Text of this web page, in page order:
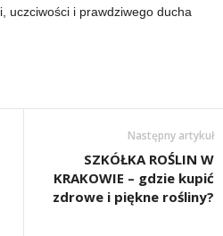
uczciwości i prawdziwego ducha
Następny artykuł
SZKÓŁKA ROŚLIN W
KRAKOWIE – gdzie kupić
zdrowe i piękne rośliny?